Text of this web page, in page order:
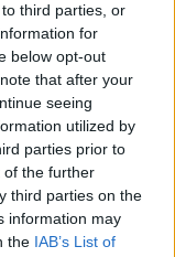
third parties, or
for
below opt-out
that after your
seeing
utilized by
parties prior to
of the further
third parties on the
information may
the IAB’s List of
sul fenomeno